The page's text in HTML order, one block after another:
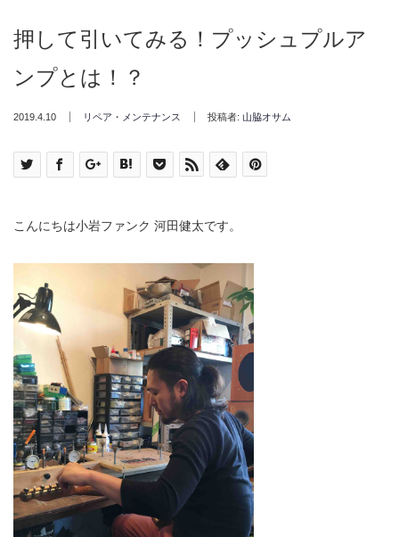
押して引いてみる！プッシュプルア
ンプとは！？
2019.4.10 リペア・メンテナンス 投稿者: 山脇オサム
こんにちは小岩ファンク 河田健太です。